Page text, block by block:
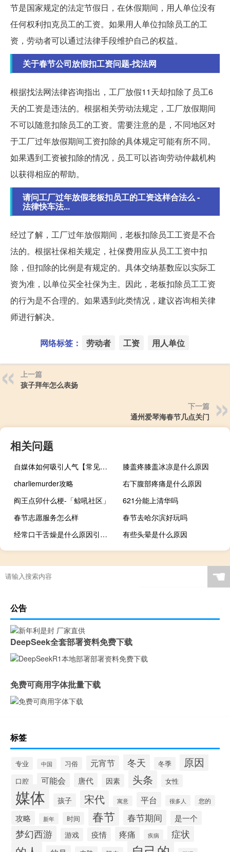
节是国家规定的法定节假日，在休假期间，用人单位没有
任何权利扣克员工的工资。如果用人单位扣除员工的工
资，劳动者可以通过法律手段维护自己的权益。
关于春节公司放假扣工资问题-找法网
根据找法网法律咨询指出，工厂放假11天却扣除了员工6
天的工资是违法的。根据相关劳动法规定，工厂放假期间
不可以随意扣除员工的工资。需要注意的是，不同地区对
于工厂过年放假期间工资扣除的具体规定可能有所不同。
如果遇到工资被扣除的情况，员工可以咨询劳动仲裁机构
以获得相应的帮助。
请问工厂过年放假老板扣员工的工资这样合法么 -
法律快车法...
经过了解，工厂过年放假期间，老板扣除员工工资是不合
法的。根据社保相关规定，社保费用应从员工工资中扣
除，但扣除的比例是有规定的。具体交纳基数应以实际工
资为准，以单位买全社保为主。因此，老板扣除员工工资
的行为是不合理的。如果遇到此类情况，建议咨询相关律
师进行解决。
网络标签： 劳动者 工资 用人单位
上一篇
孩子拜年怎么表扬
下一篇
通州爱琴海春节几点关门
相关问题
自媒体如何吸引人气【常见的策略和方法提高吸引力】
膝盖疼膝盖冰凉是什么原因
charliemurder攻略
右下腹部疼痛是什么原因
阎王点卯什么梗-「鲸吼社区」
621分能上清华吗
春节志愿服务怎么样
春节去哈尔滨好玩吗
经常口干舌燥是什么原因引起的
有些头晕是什么原因
手工折百合花步骤图解
☚
公告
DeepSeek全套部署资料免费下载
免费可商用字体批量下载
标签
专业 中国 习俗 元宵节 冬天 冬季 原因
口腔 可能会 唐代 因素 头条 女性
媒体 孩子 宋代 寓意 平台 很多人 您的
攻略 新年 时间 春节 春节期间 是一个
梦幻西游 游戏 疫情 疼痛 疾病 症状